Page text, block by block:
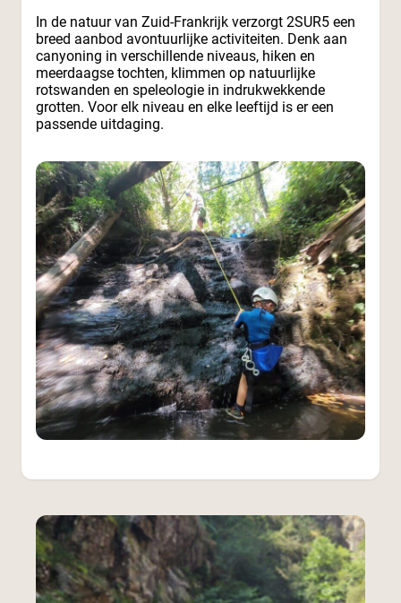
In de natuur van Zuid-Frankrijk verzorgt 2SUR5 een
breed aanbod avontuurlijke activiteiten. Denk aan
canyoning in verschillende niveaus, hiken en
meerdaagse tochten, klimmen op natuurlijke
rotswanden en speleologie in indrukwekkende
grotten. Voor elk niveau en elke leeftijd is er een
passende uitdaging.